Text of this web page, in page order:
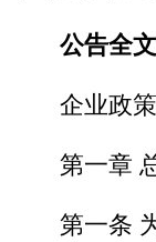
公告全
企业政策
第一章
第一条 为